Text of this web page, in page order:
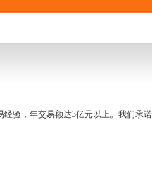
验，年交易额达3亿元以上。我们承